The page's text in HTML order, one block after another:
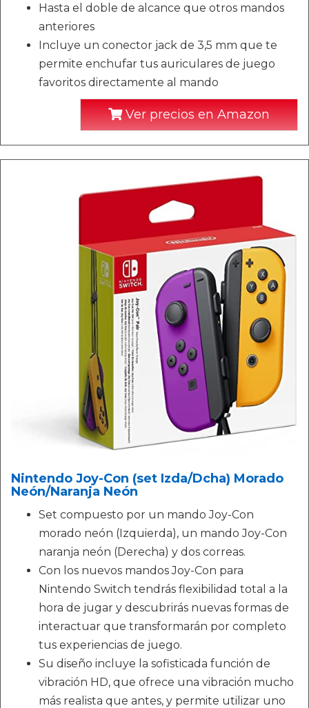
Hasta el doble de alcance que otros mandos
anteriores
Incluye un conector jack de 3,5 mm que te
permite enchufar tus auriculares de juego
favoritos directamente al mando
Ver precios en Amazon
Nintendo Joy-Con (set Izda/Dcha) Morado
Neón/Naranja Neón
Set compuesto por un mando Joy-Con
morado neón (Izquierda), un mando Joy-Con
naranja neón (Derecha) y dos correas.
Con los nuevos mandos Joy-Con para
Nintendo Switch tendrás flexibilidad total a la
hora de jugar y descubrirás nuevas formas de
interactuar que transformarán por completo
tus experiencias de juego.
Su diseño incluye la sofisticada función de
vibración HD, que ofrece una vibración mucho
más realista que antes, y permite utilizar uno